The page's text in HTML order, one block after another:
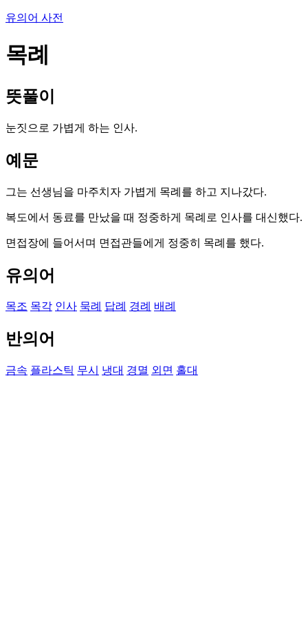
유의어 사전
목례
뜻풀이
눈짓으로 가볍게 하는 인사.
예문
그는 선생님을 마주치자 가볍게 목례를 하고 지나갔다.
복도에서 동료를 만났을 때 정중하게 목례로 인사를 대신했다.
면접장에 들어서며 면접관들에게 정중히 목례를 했다.
유의어
목조 목각 인사 묵례 답례 경례 배례
반의어
금속 플라스틱 무시 냉대 경멸 외면 홀대